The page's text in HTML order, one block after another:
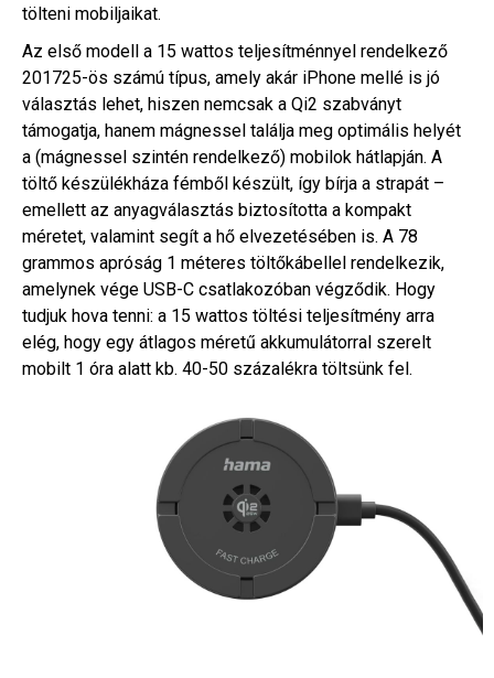
tölteni mobiljaikat.
Az első modell a 15 wattos teljesítménnyel rendelkező
201725-ös számú típus, amely akár iPhone mellé is jó
választás lehet, hiszen nemcsak a Qi2 szabványt
támogatja, hanem mágnessel találja meg optimális helyét
a (mágnessel szintén rendelkező) mobilok hátlapján. A
töltő készülékháza fémből készült, így bírja a strapát –
emellett az anyagválasztás biztosította a kompakt
méretet, valamint segít a hő elvezetésében is. A 78
grammos apróság 1 méteres töltőkábellel rendelkezik,
amelynek vége USB-C csatlakozóban végződik. Hogy
tudjuk hova tenni: a 15 wattos töltési teljesítmény arra
elég, hogy egy átlagos méretű akkumulátorral szerelt
mobilt 1 óra alatt kb. 40-50 százalékra töltsünk fel.